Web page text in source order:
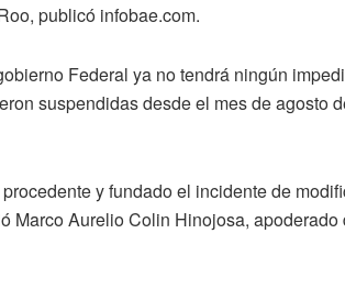
publicó infobae.com.
Federal ya no tendrá ningún
suspendidas desde el mes de agosto
y fundado el incidente de
Marco Aurelio Colin Hinojosa,